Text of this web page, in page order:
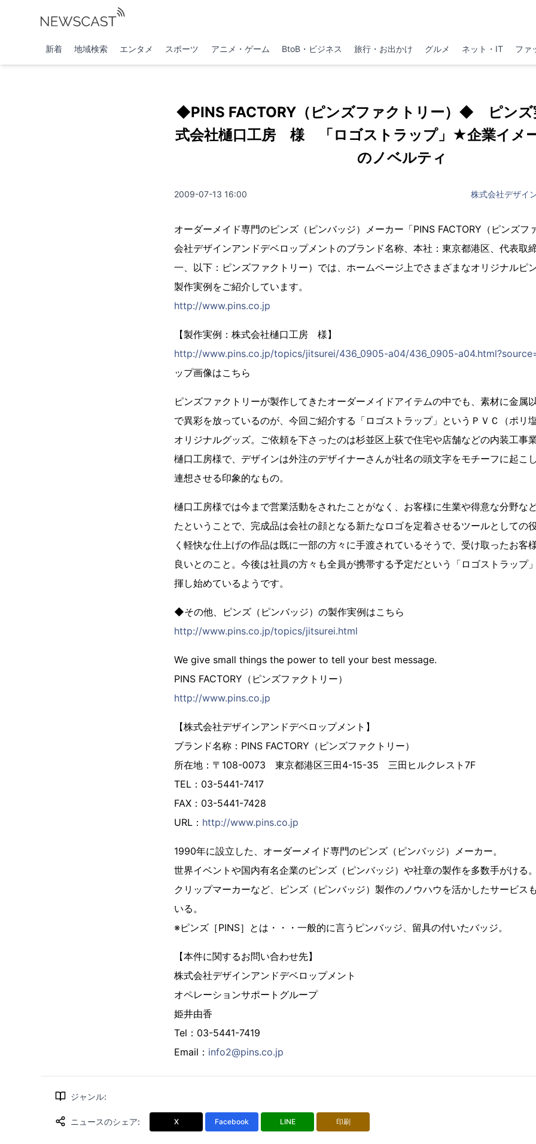
新着 地域検索 エンタメ スポーツ アニメ・ゲーム BtoB・ビジネス 旅行・お出かけ グルメ ネット・IT ファ
◆PINS FACTORY（ピンズファクトリー）◆ ピン
式会社樋口工房 様 「ロゴストラップ」★企業イメ
のノベルティ
2009-07-13 16:00 株式会社デザイ
オーダーメイド専門のピンズ（ピンバッジ）メーカー「PINS FACTORY（ピンズフ
会社デザインアンドデベロップメントのブランド名称、本社：東京都港区、代表取
一、以下：ピンズファクトリー）では、ホームページ上でさまざまなオリジナルピ
製作実例をご紹介しています。
http://www.pins.co.jp
【製作実例：株式会社樋口工房 様】
http://www.pins.co.jp/topics/jitsurei/436_0905-a04/436_0905-
ップ画像はこちら
ピンズファクトリーが製作してきたオーダーメイドアイテムの中でも、素材に金属
で異彩を放っているのが、今回ご紹介する「ロゴストラップ」というＰＶＣ（ポリ
オリジナルグッズ。ご依頼を下さったのは杉並区上荻で住宅や店舗などの内装工事
樋口工房様で、デザインは外注のデザイナーさんが社名の頭文字をモチーフに起こ
連想させる印象的なもの。
樋口工房様では今まで営業活動をされたことがなく、お客様に生業や得意な分野な
たということで、完成品は会社の顔となる新たなロゴを定着させるツールとしての
く軽快な仕上げの作品は既に一部の方々に手渡されているそうで、受け取ったお客
良いとのこと。今後は社員の方々も全員が携帯する予定だという「ロゴストラップ
揮し始めているようです。
◆その他、ピンズ（ピンバッジ）の製作実例はこちら
http://www.pins.co.jp/topics/jitsurei.html
We give small things the power to tell your best message.
PINS FACTORY（ピンズファクトリー）
http://www.pins.co.jp
【株式会社デザインアンドデベロップメント】
ブランド名称：PINS FACTORY（ピンズファクトリー）
所在地：〒108-0073 東京都港区三田4-15-35 三田ヒルクレスト7F
TEL：03-5441-7417
FAX：03-5441-7428
URL： http://www.pins.co.jp
1990年に設立した、オーダーメイド専門のピンズ（ピンバッジ）メーカー。
世界イベントや国内有名企業のピンズ（ピンバッジ）や社章の製作を多数手がける。
クリップマーカーなど、ピンズ（ピンバッジ）製作のノウハウを活かしたサービス
いる。
※ピンズ［PINS］とは・・・一般的に言うピンバッジ、留具の付いたバッジ。
【本件に関するお問い合わせ先】
株式会社デザインアンドデベロップメント
オペレーションサポートグループ
姫井由香
Tel：03-5441-7419
Email： info2@pins.co.jp
ジャンル:
ニュースのシェア: X Facebook LINE 印刷